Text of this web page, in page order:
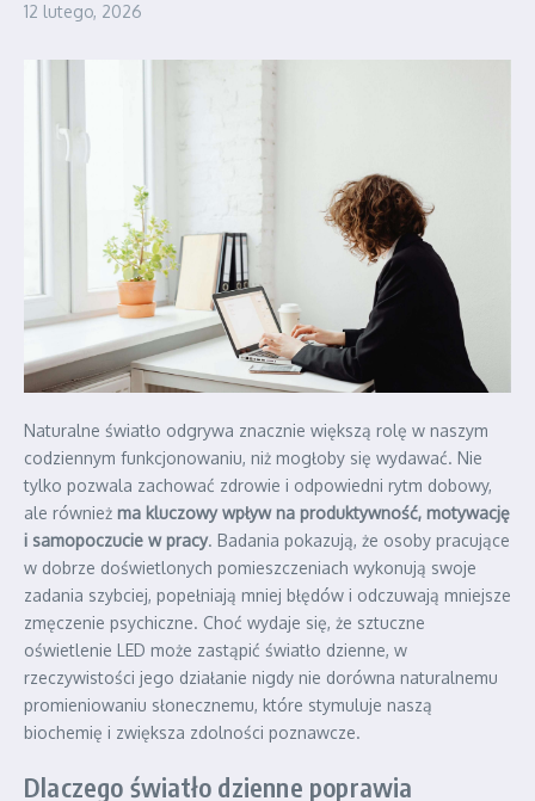
12 lutego, 2026
Naturalne światło odgrywa znacznie większą rolę w naszym
codziennym funkcjonowaniu, niż mogłoby się wydawać. Nie
tylko pozwala zachować zdrowie i odpowiedni rytm dobowy,
ale również ma kluczowy wpływ na produktywność, motywację
i samopoczucie w pracy. Badania pokazują, że osoby pracujące
w dobrze doświetlonych pomieszczeniach wykonują swoje
zadania szybciej, popełniają mniej błędów i odczuwają mniejsze
zmęczenie psychiczne. Choć wydaje się, że sztuczne
oświetlenie LED może zastąpić światło dzienne, w
rzeczywistości jego działanie nigdy nie dorówna naturalnemu
promieniowaniu słonecznemu, które stymuluje naszą
biochemię i zwiększa zdolności poznawcze.
Dlaczego światło dzienne poprawia